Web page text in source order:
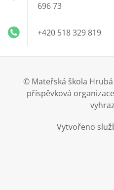
696 73
+420 518 329 819
© Mateřská škola
příspěvková
Vytvořeno